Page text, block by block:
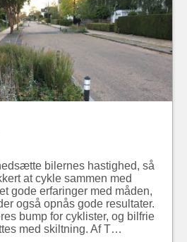
bilernes hastighed, så
at cykle sammen med
gode erfaringer med måden,
også opnås gode resultater.
bump for cyklister, og bilfrie
med skiltning. Af T…